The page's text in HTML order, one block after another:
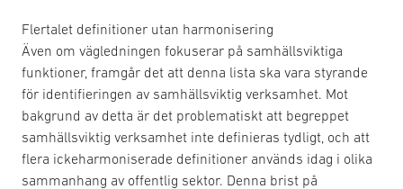
Flertalet definitioner utan harmonisering
Även om vägledningen fokuserar på samhällsviktiga
funktioner, framgår det att denna lista ska vara styrande
för identifieringen av samhällsviktig verksamhet. Mot
bakgrund av detta är det problematiskt att begreppet
samhällsviktig verksamhet inte definieras tydligt, och att
flera ickeharmoniserade definitioner används idag i olika
sammanhang av offentlig sektor. Denna brist på